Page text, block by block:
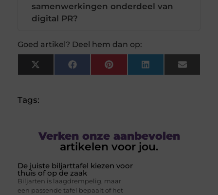
samenwerkingen onderdeel van
digital PR?
Goed artikel? Deel hem dan op:
X
(Twitter)
FacebookPinterestLinkedInEmail
Tags:
Verken onze aanbevolen
artikelen voor jou.
De juiste biljarttafel kiezen voor
thuis of op de zaak
Biljarten is laagdrempelig, maar
een passende tafel bepaalt of het